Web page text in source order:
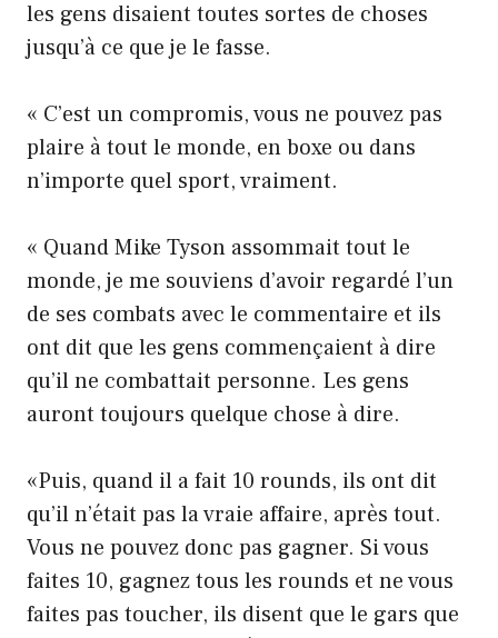
les gens disaient toutes sortes de choses
jusqu’à ce que je le fasse.
« C’est un compromis, vous ne pouvez pas
plaire à tout le monde, en boxe ou dans
n’importe quel sport, vraiment.
« Quand Mike Tyson assommait tout le
monde, je me souviens d’avoir regardé l’un
de ses combats avec le commentaire et ils
ont dit que les gens commençaient à dire
qu’il ne combattait personne. Les gens
auront toujours quelque chose à dire.
«Puis, quand il a fait 10 rounds, ils ont dit
qu’il n’était pas la vraie affaire, après tout.
Vous ne pouvez donc pas gagner. Si vous
faites 10, gagnez tous les rounds et ne vous
faites pas toucher, ils disent que le gars que